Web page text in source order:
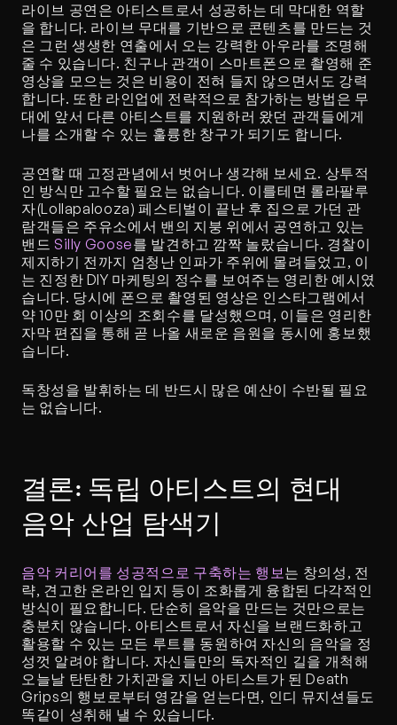
라이브 공연은 아티스트로서 성공하는 데 막대한 역할
을 합니다. 라이브 무대를 기반으로 콘텐츠를 만드는 것
은 그런 생생한 연출에서 오는 강력한 아우라를 조명해
줄 수 있습니다. 친구나 관객이 스마트폰으로 촬영해 준
영상을 모으는 것은 비용이 전혀 들지 않으면서도 강력
합니다. 또한 라인업에 전략적으로 참가하는 방법은 무
대에 앞서 다른 아티스트를 지원하러 왔던 관객들에게
나를 소개할 수 있는 훌륭한 창구가 되기도 합니다.
공연할 때 고정관념에서 벗어나 생각해 보세요. 상투적
인 방식만 고수할 필요는 없습니다. 이를테면 롤라팔루
자(Lollapalooza) 페스티벌이 끝난 후 집으로 가던 관
람객들은 주유소에서 밴의 지붕 위에서 공연하고 있는
밴드 Silly Goose를 발견하고 깜짝 놀랐습니다. 경찰이
제지하기 전까지 엄청난 인파가 주위에 몰려들었고, 이
는 진정한 DIY 마케팅의 정수를 보여주는 영리한 예시였
습니다. 당시에 폰으로 촬영된 영상은 인스타그램에서
약 10만 회 이상의 조회수를 달성했으며, 이들은 영리한
자막 편집을 통해 곧 나올 새로운 음원을 동시에 홍보했
습니다.
독창성을 발휘하는 데 반드시 많은 예산이 수반될 필요
는 없습니다.
결론: 독립 아티스트의 현대
음악 산업 탐색기
음악 커리어를 성공적으로 구축하는 행보는 창의성, 전
략, 견고한 온라인 입지 등이 조화롭게 융합된 다각적인
방식이 필요합니다. 단순히 음악을 만드는 것만으로는
충분치 않습니다. 아티스트로서 자신을 브랜드화하고
활용할 수 있는 모든 루트를 동원하여 자신의 음악을 정
성껏 알려야 합니다. 자신들만의 독자적인 길을 개척해
오늘날 탄탄한 가치관을 지닌 아티스트가 된 Death
Grips의 행보로부터 영감을 얻는다면, 인디 뮤지션들도
똑같이 성취해 낼 수 있습니다.